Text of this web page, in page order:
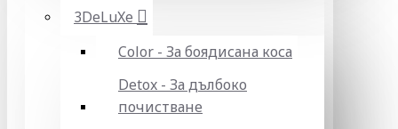
3DeLuXe
Color - За боядисана коса
Detox - За дълбоко
почистване